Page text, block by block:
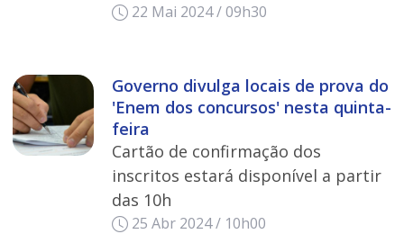
22 Mai 2024 / 09h30
Governo divulga locais de prova do
'Enem dos concursos' nesta quinta-
feira
Cartão de confirmação dos
inscritos estará disponível a partir
das 10h
25 Abr 2024 / 10h00